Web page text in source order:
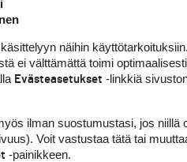
näihin
ei välttämättä toimi
Evästeasetukset -linkkiä
ilman suostumustasi, jos niillä
Voit vastustaa tätä tai
-painikkeen.